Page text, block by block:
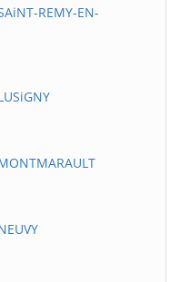
REMY-EN-